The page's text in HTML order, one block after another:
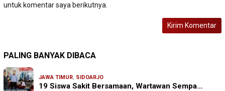
untuk komentar saya berikutnya.
PALING BANYAK DIBACA
JAWA TIMUR, SIDOARJO
19 Siswa Sakit Bersamaan, Wartawan Sempa…